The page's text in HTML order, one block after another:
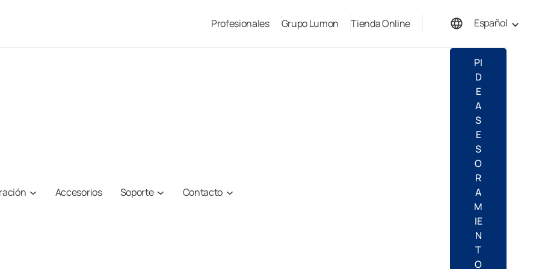
Profesionales Grupo Lumon Tienda Online
Español
Accesorios Soporte Contacto
PI
D
E
A
S
E
S
O
R
A
M
IE
N
T
O